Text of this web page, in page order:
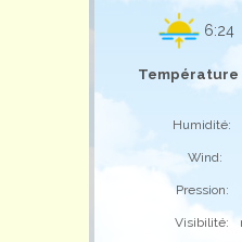
6:24
Température
Humidité:
Wind:
Pression:
Visibilité: